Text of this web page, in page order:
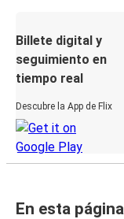
Billete digital y
seguimiento en
tiempo real
Descubre la App de Flix
En esta página